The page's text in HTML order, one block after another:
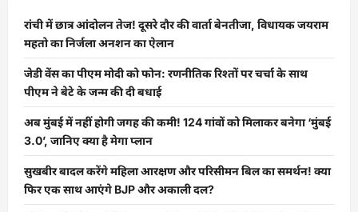
रांची में छात्र आंदोलन तेज! दूसरे दौर की वार्ता बेनतीजा, विधायक जयराम
महतो का निर्जला अनशन का ऐलान
जेडी वेंस का पीएम मोदी को फोन: रणनीतिक रिश्तों पर चर्चा के साथ
पीएम ने बेटे के जन्म की दी बधाई
अब मुंबई में नहीं होगी जगह की कमी! 124 गांवों को मिलाकर बनेगा ‘मुंबई
3.0’, जानिए क्या है मेगा प्लान
सुखबीर बादल करेंगे महिला आरक्षण और परिसीमन बिल का समर्थन! क्या
फिर एक साथ आएंगे BJP और अकाली दल?